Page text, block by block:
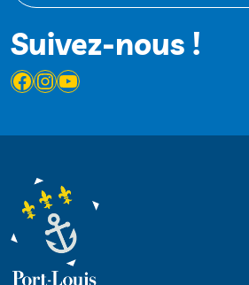
Suivez-nous !
Facebook
Instagram
YouTube